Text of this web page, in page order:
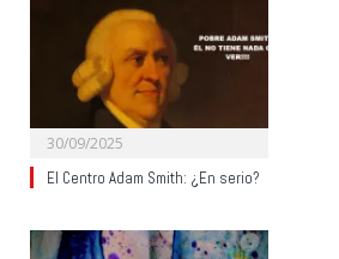
30/09/2025
El Centro Adam Smith: ¿En serio?